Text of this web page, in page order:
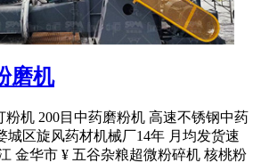
磨机
粉机 200目中药磨粉机 高速不锈钢中药
城区旋风药材机械厂14年 月均发货速
金华市 ¥ 五谷杂粮超微粉碎机 核桃粉